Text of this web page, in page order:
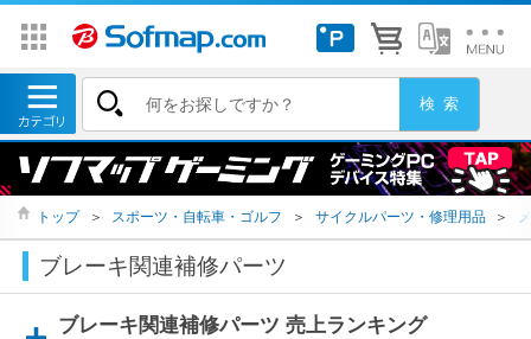
トップ ＞ スポーツ・自転車・ゴルフ ＞ サイクルパーツ・修理用品 ＞
ブレーキ関連補修パーツ
ブレーキ関連補修パーツ 売上ランキング